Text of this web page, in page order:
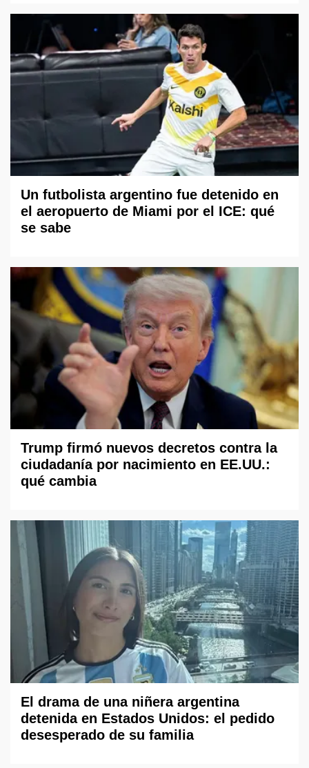
Un futbolista argentino fue detenido en
el aeropuerto de Miami por el ICE: qué
se sabe
Trump firmó nuevos decretos contra la
ciudadanía por nacimiento en EE.UU.:
qué cambia
El drama de una niñera argentina
detenida en Estados Unidos: el pedido
desesperado de su familia